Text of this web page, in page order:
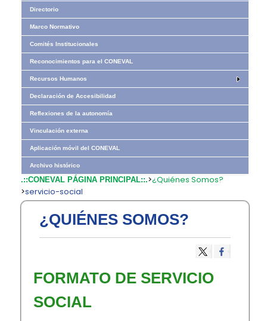
Directorio
Marco Normativo
Comités Institucionales
Reconocimientos para el CONEVAL
Recursos Humanos
Declaración de Accesibilidad
Reflexiones de la autonomía
Vinculación externa
Aplicación móvil del CONEVAL
Archivo histórico
.::CONEVAL PÁGINA PRINCIPAL::.>¿Quiénes Somos?
>servicio-social
¿QUIÉNES SOMOS?
​FORMATO DE SERVICIO
SOCIAL